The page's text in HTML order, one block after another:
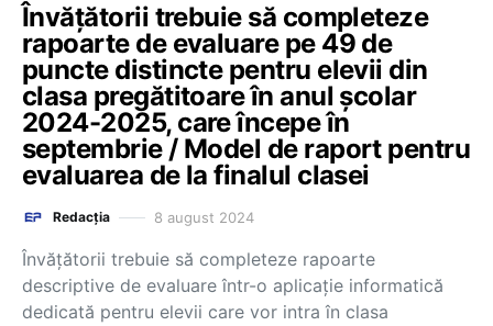
Învățătorii trebuie să completeze
rapoarte de evaluare pe 49 de
puncte distincte pentru elevii din
clasa pregătitoare în anul școlar
2024-2025, care începe în
septembrie / Model de raport pentru
evaluarea de la finalul clasei
Redacția 8 august 2024
Învățătorii trebuie să completeze rapoarte
descriptive de evaluare într-o aplicație informatică
dedicată pentru elevii care vor intra în clasa